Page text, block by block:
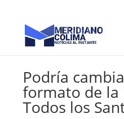
Podría
formato de la
Todos los